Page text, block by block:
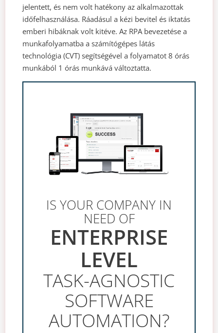
jelentett, és nem volt hatékony az alkalmazottak
időfelhasználása. Ráadásul a kézi bevitel és iktatás
emberi hibáknak volt kitéve. Az RPA bevezetése a
munkafolyamatba a számítógépes látás
technológia (CVT) segítségével a folyamatot 8 órás
munkából 1 órás munkává változtatta.
IS YOUR COMPANY IN
NEED OF
ENTERPRISE
LEVEL
TASK-AGNOSTIC
SOFTWARE
AUTOMATION?